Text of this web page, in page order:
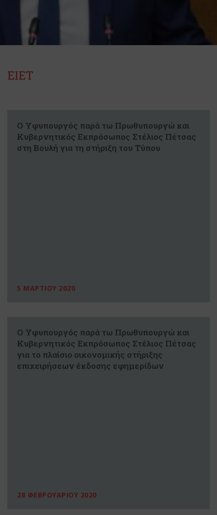
ΕΙΕΤ
Ο Υφυπουργός παρά τω Πρωθυπουργώ και
Κυβερνητικός Εκπρόσωπος Στέλιος Πέτσας
στη Βουλή για τη στήριξη του Τύπου
5 ΜΑΡΤΙΟΥ 2020
Ο Υφυπουργός παρά τω Πρωθυπουργώ και
Κυβερνητικός Εκπρόσωπος Στέλιος Πέτσας
για το πλαίσιο οικονομικής στήριξης
επιχειρήσεων έκδοσης εφημερίδων
28 ΦΕΒΡΟΥΑΡΙΟΥ 2020